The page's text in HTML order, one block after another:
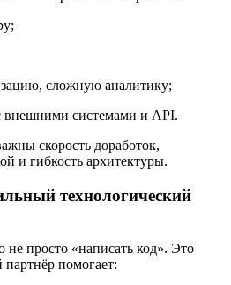
и рост
— пора масштабироваться:
сложную аналитику;
скорость доработок,
и гибкость архитектуры.
технологический